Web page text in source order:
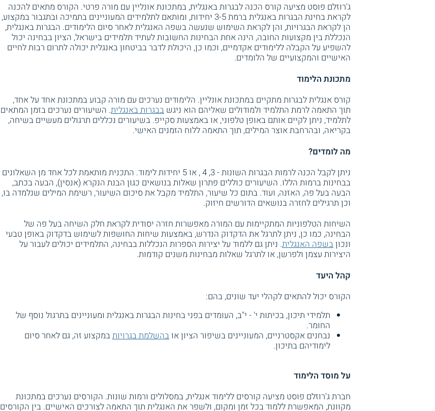
ג'רוזלם פוסט מציעה קורס הכנה לבגרות באנגלית, במתכונת אונליין עם מורה פרטי. הקורס מתאים להכנה
לקראת בחינת הבגרות באנגלית ברמת 3-5 יחידות, ומותאם לתלמידים המעוניינים בתמיכה ובתגבור במקצוע,
הן לקראת הבגרויות, והן לקראת השימוש שנעשה בשפה האנגלית לאחר סיום הלימודים. הבגרות באנגלית,
הנכללת בין מקצועות החובה, הינה אחת הבחינות החשובות לעתיד תלמידים בישראל, הציון בבחינה יכול
להשפיע על הקבלה ללימודים אקדמיים, וכמו כן, היכולת לדבר בביטחון באנגלית יכולה לתרום רבות לחיים
האישיים והמקצועיים של הלומדים.
מתכונת הלימוד
קורס אנגלית לבגרות מתקיים במתכונת אונליין. הלימודים נערכים עם מורה קבוע במתכונת אחד על אחד,
תוך התאמה לרמת התלמיד ולמודולים שאליהם הוא ניגש בבגרות באנגלית. השיעורים נערכים בזמן המתאים
לתלמיד, ניתן לקיים אותם באופן טלפוני, או באמצעות סקייפ. בשיעורים נכללים תרגולים מעשיים בשיחה,
בקריאה, ובהרחבת אוצר המילים, תוך התאמה ללוח הזמנים האישי.
מה לומדים?
ניתן לקבל הכנה לרמות הבגרות השונות - 3, 4 , או 5 יחידות לימוד. התכנית מותאמת לכל אחד מן השאלונים
בבחינות ברמות הללו. השיעורים כוללים פתרון שאלות בנושאים כגון הבנת הנקרא (אנסין), הבעה בכתב,
הבעה בעל פה, האזנה, ועוד. בתום כל שיעור, התלמיד מקבל את סיכום השיעור, רשימת המילים שנלמדה בו,
וכן תרגילים לחזרה בנושאים הדורשים חיזוק.
השיחות הטלפוניות המתקיימות עם המורה מאפשרות חזרה יסודית לקראת חלק השיחה בעל פה של
הבחינה, כמו כן, ניתן לתרגל את הדקדוק הנדרש, באמצעות שיחות החושפות לשימוש בדקדוק באופן טבעי
ונכוןבשפה האנגלית. ניתן גם ללמוד על יצירות הספרות הנכללות בבחינה, התלמידים יכולים לעבור על
היצירות עצמן ולפרשן, או לתרגל שאלות מבחינות משנים קודמות.
קהל היעד
הקורס יכול להתאים לקהלי יעד שונים, בהם:
תלמידי תיכון, בכיתות י' - י"ב, העומדים בפני בחינות הבגרות באנגלית ומעוניינים בתרגול נוסף של
החומר.
נבחנים אקסטרניים, המעוניינים בשיפור הציון אובהשלמת בגרויותבמקצוע זה, גם לאחר סיום
לימודיהם בתיכון.
על מוסד הלימוד
חברת ג'רוזלם פוסט מציעה קורסים ללימוד אנגלית, במסלולים ורמות שונות. הקורסים נערכים במתכונת
מקוונת, המאפשרת ללמוד בכל זמן ומקום, ולשפר את האנגלית תוך התאמה לצורכים האישיים. בין הקורסים